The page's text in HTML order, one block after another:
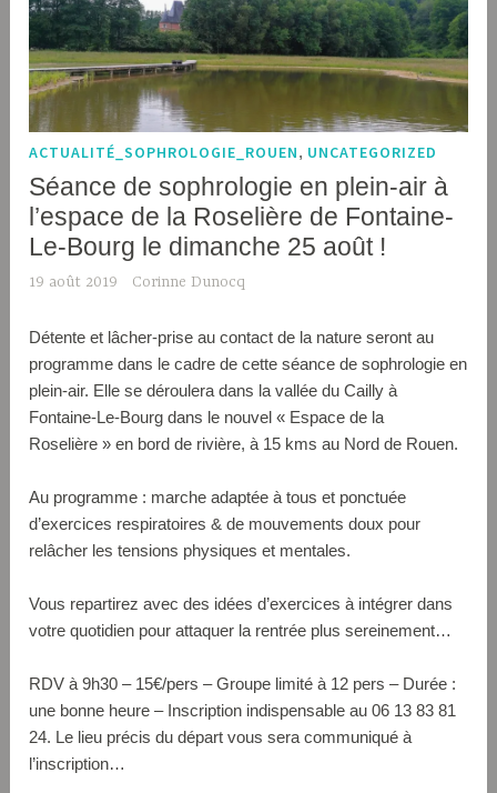
ACTUALITÉ_SOPHROLOGIE_ROUEN, UNCATEGORIZED
Séance de sophrologie en plein-air à
l’espace de la Roselière de Fontaine-
Le-Bourg le dimanche 25 août !
19 août 2019 Corinne Dunocq
Détente et lâcher-prise au contact de la nature seront au
programme dans le cadre de cette séance de sophrologie en
plein-air. Elle se déroulera dans la vallée du Cailly à
Fontaine-Le-Bourg dans le nouvel « Espace de la
Roselière » en bord de rivière, à 15 kms au Nord de Rouen.
Au programme : marche adaptée à tous et ponctuée
d’exercices respiratoires & de mouvements doux pour
relâcher les tensions physiques et mentales.
Vous repartirez avec des idées d’exercices à intégrer dans
votre quotidien pour attaquer la rentrée plus sereinement…
RDV à 9h30 – 15€/pers – Groupe limité à 12 pers – Durée :
une bonne heure – Inscription indispensable au 06 13 83 81
24. Le lieu précis du départ vous sera communiqué à
l’inscription…